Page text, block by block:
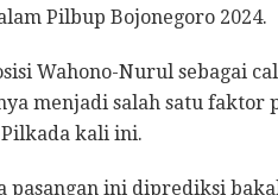
Pilbup Bojonegoro 2024.
Wahono-Nurul sebagai
menjadi salah satu faktor
kali ini.
pasangan ini diprediksi